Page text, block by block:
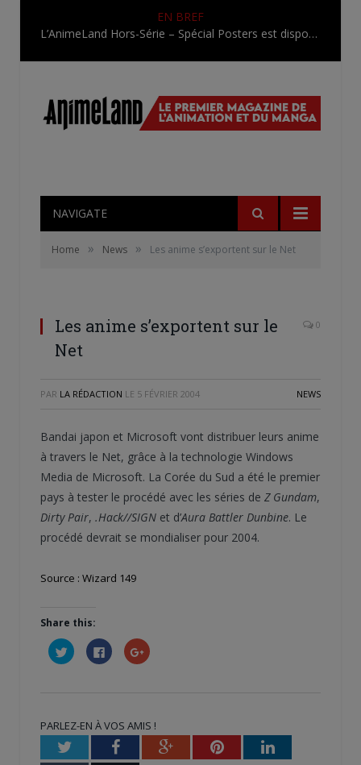
EN BREF
L’AnimeLand Hors-Série – Spécial Posters est disponible !
NAVIGATE
Home » News » Les anime s’exportent sur le Net
Les anime s’exportent sur le
Net
0
PAR LA RÉDACTION LE 5 FÉVRIER 2004 NEWS
Bandai japon et Microsoft vont distribuer leurs anime
à travers le Net, grâce à la technologie Windows
Media de Microsoft. La Corée du Sud a été le premier
pays à tester le procédé avec les séries de Z Gundam,
Dirty Pair, .Hack//SIGN et d’Aura Battler Dunbine. Le
procédé devrait se mondialiser pour 2004.
Source : Wizard 149
Share this:
Cliquez
pour
partager
fenêtre)
Cliquez
pour
partager
fenêtre)
Cliquez
pour
nouvelle
fenêtre)
PARLEZ-EN À VOS AMIS !
TwitterFacebookGoogle+PinterestLinkedIn